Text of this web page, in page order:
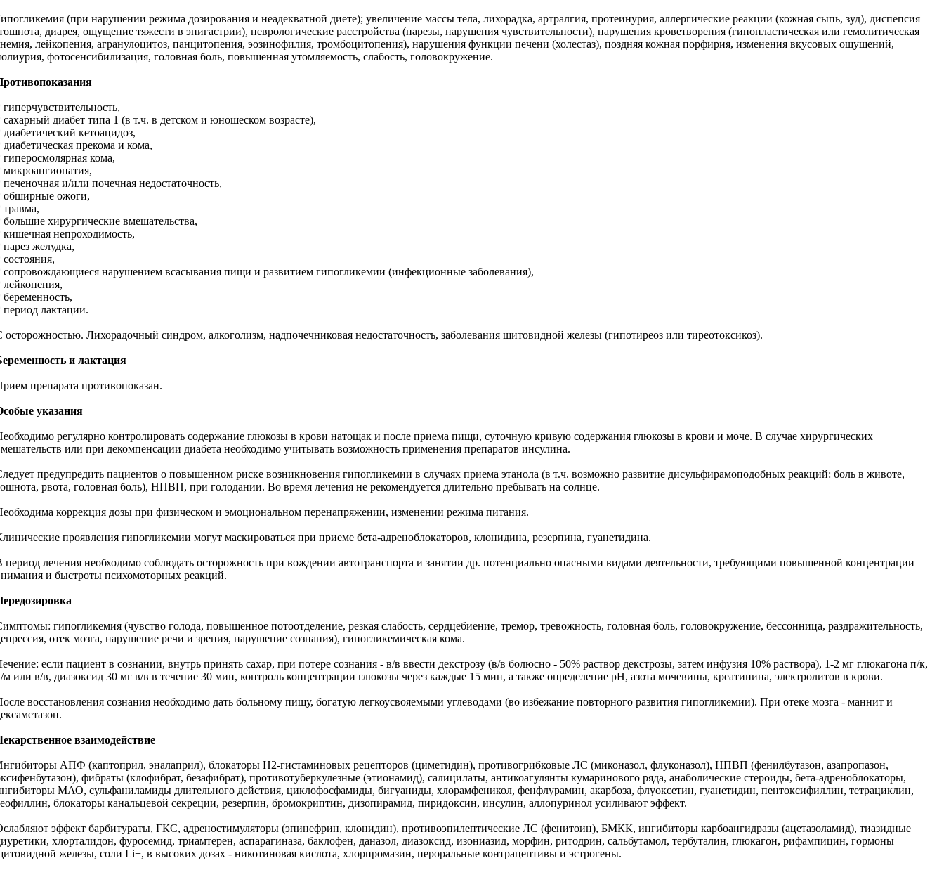
(при нарушении режима дозирования и неадекватной диете); увеличение массы тела, лихорадка, артралгия, протеинурия, аллергические реакции (кожная сыпь, зуд), диспепсия
диарея, ощущение тяжести в эпигастрии), неврологические расстройства (парезы, нарушения чувствительности), нарушения кроветворения (гипопластическая или гемолитическая
лейкопения, агранулоцитоз, панцитопения, эозинофилия, тромбоцитопения), нарушения функции печени (холестаз), поздняя кожная порфирия, изменения вкусовых ощущений,
фотосенсибилизация, головная боль, повышенная утомляемость, слабость, головокружение.
диабет типа 1 (в т.ч. в детском и юношеском возрасте),
кетоацидоз,
прекома и кома,
кома,
микроангиопатия,
и/или почечная недостаточность,
обширные ожоги,
травма,
большие хирургические вмешательства,
кишечная непроходимость,
желудка,
сопровождающиеся нарушением всасывания пищи и развитием гипогликемии (инфекционные заболевания),
лейкопения,
период лактации.
осторожностью. Лихорадочный синдром, алкоголизм, надпочечниковая недостаточность, заболевания щитовидной железы (гипотиреоз или тиреотоксикоз).
и лактация
препарата противопоказан.
указания
регулярно контролировать содержание глюкозы в крови натощак и после приема пищи, суточную кривую содержания глюкозы в крови и моче. В случае хирургических
или при декомпенсации диабета необходимо учитывать возможность применения препаратов инсулина.
предупредить пациентов о повышенном риске возникновения гипогликемии в случаях приема этанола (в т.ч. возможно развитие дисульфирамоподобных реакций: боль в животе,
рвота, головная боль), НПВП, при голодании. Во время лечения не рекомендуется длительно пребывать на солнце.
коррекция дозы при физическом и эмоциональном перенапряжении, изменении режима питания.
проявления гипогликемии могут маскироваться при приеме бета-адреноблокаторов, клонидина, резерпина, гуанетидина.
период лечения необходимо соблюдать осторожность при вождении автотранспорта и занятии др. потенциально опасными видами деятельности, требующими повышенной концентрации
и быстроты психомоторных реакций.
гипогликемия (чувство голода, повышенное потоотделение, резкая слабость, сердцебиение, тремор, тревожность, головная боль, головокружение, бессонница, раздражительность,
отек мозга, нарушение речи и зрения, нарушение сознания), гипогликемическая кома.
если пациент в сознании, внутрь принять сахар, при потере сознания - в/в ввести декстрозу (в/в болюсно - 50% раствор декстрозы, затем инфузия 10% раствора), 1-2 мг глюкагона п/к,
м или в/в, диазоксид 30 мг в/в в течение 30 мин, контроль концентрации глюкозы через каждые 15 мин, а также определение pH, азота мочевины, креатинина, электролитов в крови.
восстановления сознания необходимо дать больному пищу, богатую легкоусвояемыми углеводами (во избежание повторного развития гипогликемии). При отеке мозга - маннит и
взаимодействие
АПФ (каптоприл, эналаприл), блокаторы H2-гистаминовых рецепторов (циметидин), противогрибковые ЛС (миконазол, флуконазол), НПВП (фенилбутазон, азапропазон,
фибраты (клофибрат, безафибрат), противотуберкулезные (этионамид), салицилаты, антикоагулянты кумаринового ряда, анаболические стероиды, бета-адреноблокаторы,
МАО, сульфаниламиды длительного действия, циклофосфамиды, бигуаниды, хлорамфеникол, фенфлурамин, акарбоза, флуоксетин, гуанетидин, пентоксифиллин, тетрациклин,
блокаторы канальцевой секреции, резерпин, бромокриптин, дизопирамид, пиридоксин, инсулин, аллопуринол усиливают эффект.
эффект барбитураты, ГКС, адреностимуляторы (эпинефрин, клонидин), противоэпилептические ЛС (фенитоин), БМКК, ингибиторы карбоангидразы (ацетазоламид), тиазидные
хлорталидон, фуросемид, триамтерен, аспарагиназа, баклофен, даназол, диазоксид, изониазид, морфин, ритодрин, сальбутамол, тербуталин, глюкагон, рифампицин, гормоны
железы, соли Li+, в высоких дозах - никотиновая кислота, хлорпромазин, пероральные контрацептивы и эстрогены.